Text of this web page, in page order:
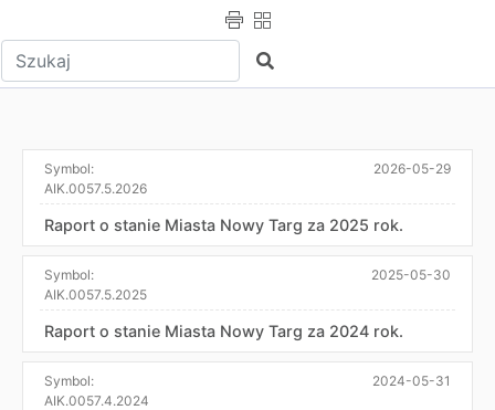
Wpisz tekst do wyszukania Szukaj
Symbol:
AIK.0057.5.2026
2026-05-29
Raport o stanie Miasta Nowy Targ za 2025 rok.
Symbol:
AIK.0057.5.2025
2025-05-30
Raport o stanie Miasta Nowy Targ za 2024 rok.
Symbol:
AIK.0057.4.2024
2024-05-31